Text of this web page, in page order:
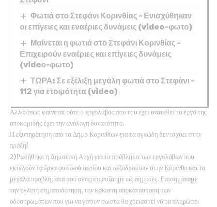
Φωτιά στο Στεφάνι Κορινθίας – Ενισχύθηκαν
οι επίγειες και εναέριες δυνάμεις (video-φωτο)
Μαίνεται η φωτιά στο Στεφάνι Κορινθίας –
Επιχειρούν εναέριες και επίγειες δυνάμεις
(videο-φωτο)
ΤΩΡΑ: Σε εξέλιξη μεγάλη φωτιά στο Στεφάνι –
112 για ετοιμότητα (video)
Αλλά όπως φαίνεται ούτε ο εργολάβος που του έχει ανατεθεί το έργο της
αποκομιδής έχει την ανάλογη δυνατότητα.
Η εξυπηρέτηση από το Δήμο Κορινθίων για τα ογκώδη δεν ισχύει στην
πράξη!
2)Ρωτήθηκε η Δημοτική Αρχή για το πρόβλημα των εργολάβων που
εκτελούν τα έργα φυσικού αερίου και πεζοδρομίων στην Κόρινθο και τα
μεγάλα προβλήματα που αντιμετωπίζουμε ως δημότες. Επισημάναμε
την ελλιπή σηματοδότηση, την κάκιστη αποκατάσταση των
οδοστρωμάτων που για να γίνουν σωστά θα χρειαστεί να τα πληρώσει